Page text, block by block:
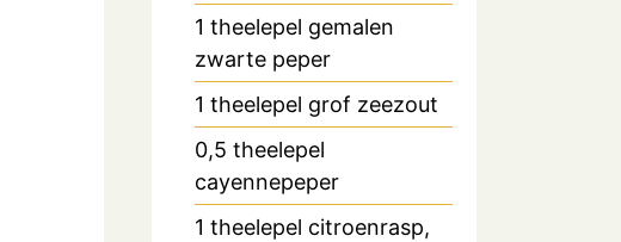
1 theelepel gemalen
zwarte peper
1 theelepel grof zeezout
0,5 theelepel
cayennepeper
1 theelepel citroenrasp,